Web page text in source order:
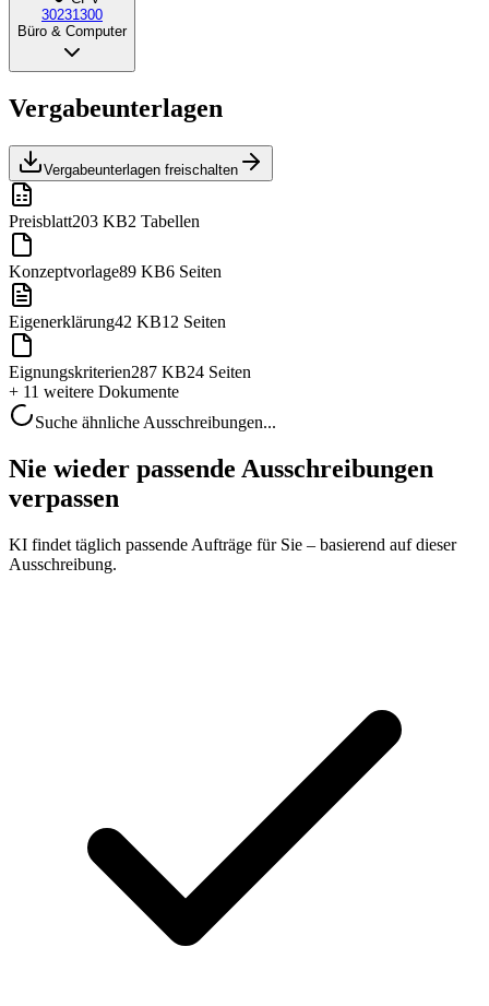
30231300
Büro & Computer
Vergabeunterlagen
Vergabeunterlagen freischalten
Preisblatt203 KB2 Tabellen
Konzeptvorlage89 KB6 Seiten
Eigenerklärung42 KB12 Seiten
Eignungskriterien287 KB24 Seiten
+ 11 weitere Dokumente
Suche ähnliche Ausschreibungen...
Nie wieder passende Ausschreibungen
verpassen
KI findet täglich passende Aufträge für Sie – basierend auf dieser
Ausschreibung.